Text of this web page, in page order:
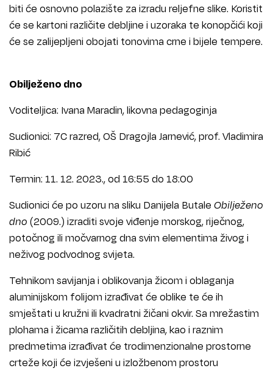
biti će osnovno polazište za izradu reljefne slike. Koristit
će se kartoni različite debljine i uzoraka te konopčići koji
će se zalijepljeni obojati tonovima crne i bijele tempere.
Obilježeno dno
Voditeljica: Ivana Maradin, likovna pedagoginja
Sudionici: 7C razred, OŠ Dragojla Jarnević, prof. Vladimira
Ribić
Termin: 11. 12. 2023., od 16:55 do 18:00
Sudionici će po uzoru na sliku Danijela Butale Obilježeno
dno (2009.) izraditi svoje viđenje morskog, riječnog,
potočnog ili močvarnog dna svim elementima živog i
neživog podvodnog svijeta.
Tehnikom savijanja i oblikovanja žicom i oblaganja
aluminijskom folijom izrađivat će oblike te će ih
smještati u kružni ili kvadratni žičani okvir. Sa mrežastim
plohama i žicama različitih debljina, kao i raznim
predmetima izrađivat će trodimenzionalne prostorne
crteže koji će izvješeni u izložbenom prostoru